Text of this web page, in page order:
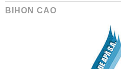
BIHON CAO